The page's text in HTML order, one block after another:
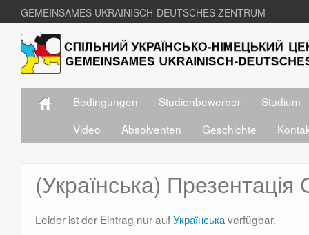
GEMEINSAMES UKRAINISCH-DEUTSCHES ZENTRUM
Bedingungen Studienbewerber
Studium
Video
Absolventen Geschichte
(Українська)
Leider ist der Eintrag nur aufУкраїнськаverfügbar.